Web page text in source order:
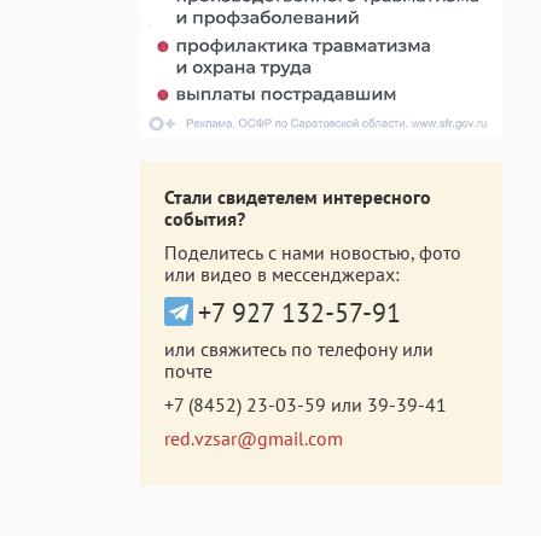
Стали свидетелем интересного
события?
Поделитесь с нами новостью, фото
или видео в мессенджерах:
+7 927 132-57-91
или свяжитесь по телефону или
почте
+7 (8452) 23-03-59 или 39-39-41
red.vzsar@gmail.com